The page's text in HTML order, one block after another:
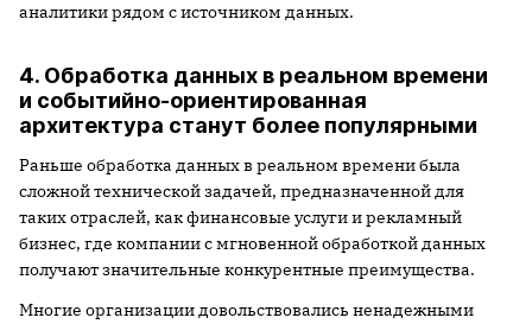
аналитики рядом с источником данных.
4. Обработка данных в реальном времени
и событийно-ориентированная
архитектура станут более популярными
Раньше обработка данных в реальном времени была
сложной технической задачей, предназначенной для
таких отраслей, как финансовые услуги и рекламный
бизнес, где компании с мгновенной обработкой данных
получают значительные конкурентные преимущества.
Многие организации довольствовались ненадежными